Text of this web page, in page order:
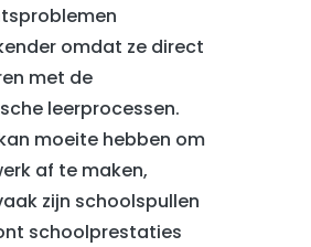
omdat ze direct
met de
leerprocessen.
moeite hebben om
af te maken,
zijn schoolspullen
schoolprestaties